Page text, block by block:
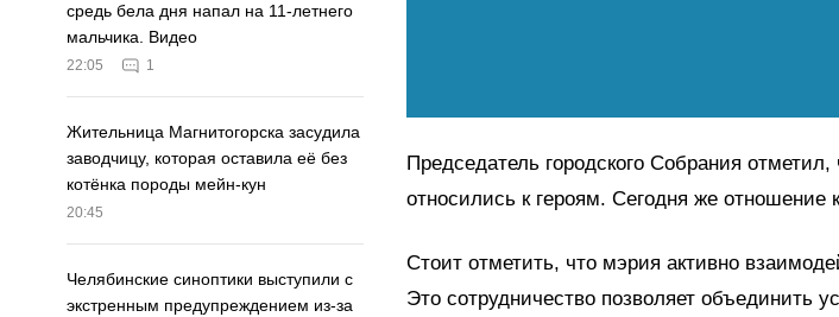
средь бела дня напал на 11-летнего
мальчика. Видео
22:05 1
Жительница Магнитогорска засудила
заводчицу, которая оставила её без
котёнка породы мейн-кун
20:45
Челябинские синоптики выступили с
экстренным предупреждением из-за
Председатель городского Собрания
относились к героям. Сегодня же отношение
Стоит отметить, что мэрия активно
Это сотрудничество позволяет объединить